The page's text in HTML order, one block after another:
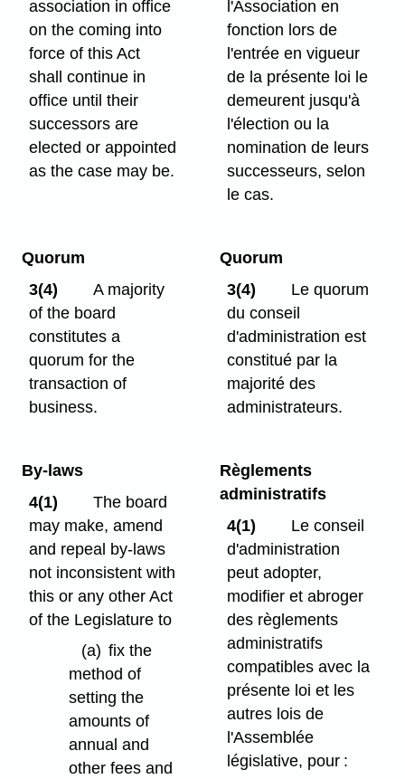
association in office
on the coming into
force of this Act
shall continue in
office until their
successors are
elected or appointed
as the case may be.
l'Association en
fonction lors de
l'entrée en vigueur
de la présente loi le
demeurent jusqu'à
l'élection ou la
nomination de leurs
successeurs, selon
le cas.
Quorum
3(4)
A majority
of the board
constitutes a
quorum for the
transaction of
business.
Quorum
3(4)
Le quorum
du conseil
d'administration est
constitué par la
majorité des
administrateurs.
By-laws
4(1)
The board
may make, amend
and repeal by-laws
not inconsistent with
this or any other Act
of the Legislature to
(a) fix the
method of
setting the
amounts of
annual and
other fees and
Règlements
administratifs
4(1)
Le conseil
d'administration
peut adopter,
modifier et abroger
des règlements
administratifs
compatibles avec la
présente loi et les
autres lois de
l'Assemblée
législative, pour :